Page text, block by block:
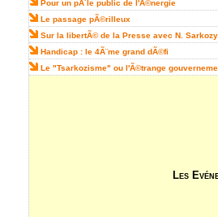
Pour un pÃ´le public de l'Ã©nergie
Le passage pÃ©rilleux
Sur la libertÃ© de la Presse avec N. Sarkozy
Handicap : le 4Ã¨me grand dÃ©fi
Le "Tsarkozisme" ou l'Ã©trange
Les